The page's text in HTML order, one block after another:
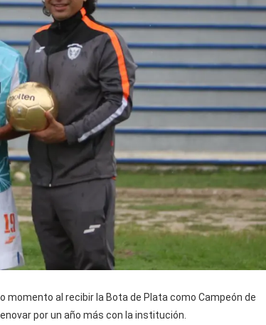
momento al recibir la Bota de Plata como Campeón de
por un año más con la institución.